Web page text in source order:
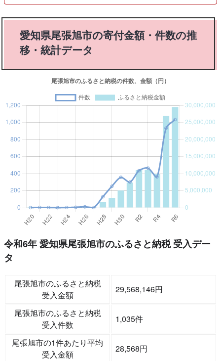
愛知県尾張旭市の寄付金額・件数の推
移・統計データ
令和6年 愛知県尾張旭市のふるさと納税 受入デー
タ
尾張旭市のふるさと納税
受入金額
29,568,146円
尾張旭市のふるさと納税
受入件数
1,035件
尾張旭市の1件あたり平均
受入金額
28,568円